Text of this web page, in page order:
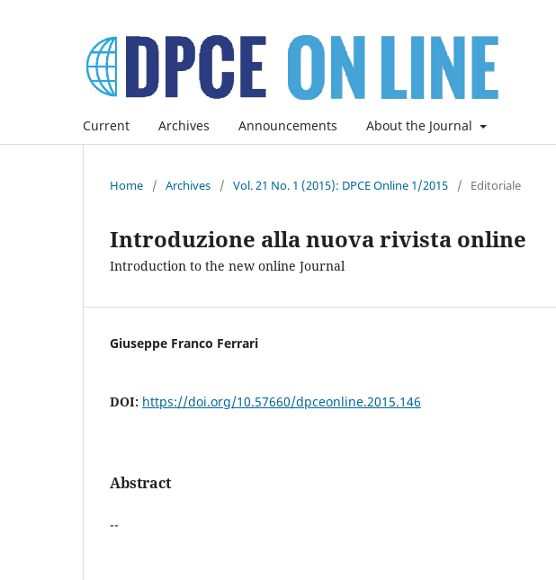
Current Archives Announcements About the Journal
Home / Archives / Vol. 21 No. 1 (2015): DPCE Online 1/2015 / Editoriale
Introduzione alla nuova rivista online
Introduction to the new online Journal
Giuseppe Franco Ferrari
DOI: https://doi.org/10.57660/dpceonline.2015.146
Abstract
--